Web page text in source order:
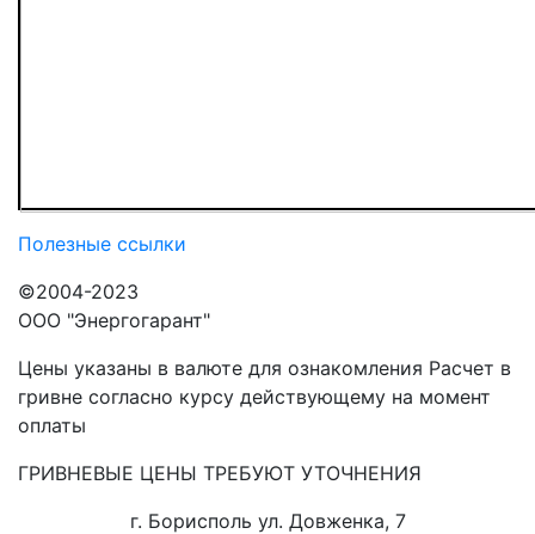
Полезные ссылки
©2004-2023
ООО "Энергогарант"
Цены указаны в валюте для ознакомления Расчет в
гривне согласно курсу действующему на момент
оплаты
ГРИВНЕВЫЕ ЦЕНЫ ТРЕБУЮТ УТОЧНЕНИЯ
г. Борисполь ул. Довженка, 7